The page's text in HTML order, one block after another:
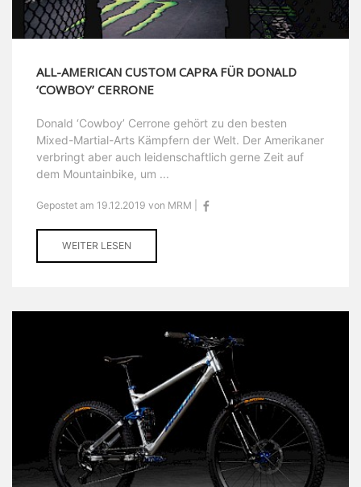
ALL-AMERICAN CUSTOM CAPRA FÜR DONALD
‘COWBOY’ CERRONE
Donald ‘Cowboy’ Cerrone gehört zu den besten
Mixed-Martial-Arts Kämpfern der Welt. Der Amerikaner
verbringt aber auch leidenschaftlich gerne Zeit auf
dem Mountainbike, um ...
Gepostet am 19.12.2019 von MRM |
WEITER LESEN